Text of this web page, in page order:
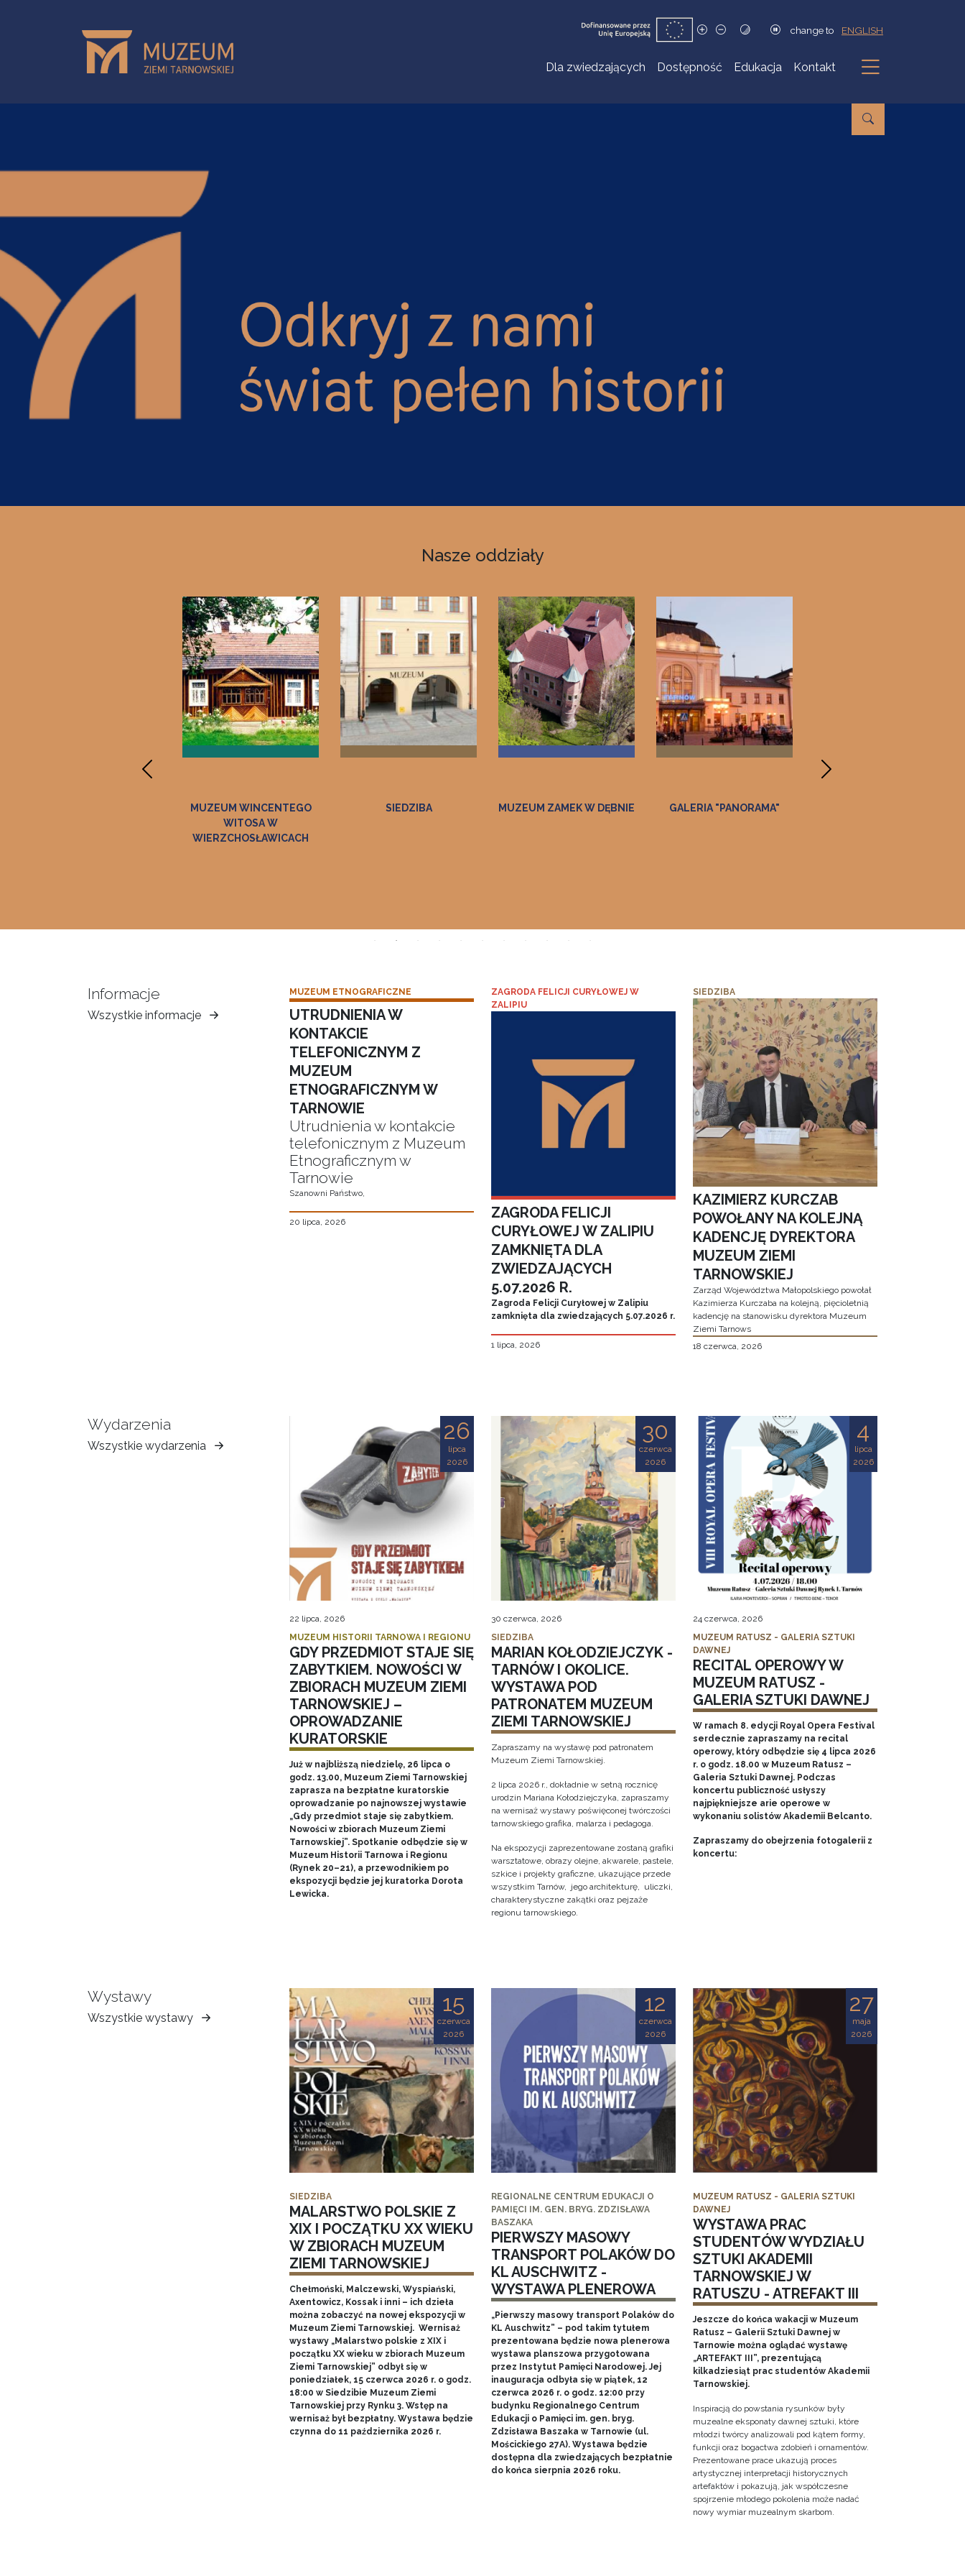
change to ENGLISH
Dla zwiedzających Dostępność Edukacja Kontakt
Podmenu
Nasze oddziały
MUZEUM WINCENTEGO
WITOSA W
WIERZCHOSŁAWICACH
SIEDZIBA MUZEUM ZAMEK W DĘBNIE GALERIA "PANORAMA"
Informacje
Wszystkie informacje
Muzeum
MUZEUM ETNOGRAFICZNE
UTRUDNIENIA W
KONTAKCIE
TELEFONICZNYM Z
MUZEUM
ETNOGRAFICZNYM W
TARNOWIE
Utrudnienia w kontakcie
telefonicznym z Muzeum
Etnograficznym w
Tarnowie
Szanowni Państwo,
20 lipca, 2026
ZAGRODA FELICJI CURYŁOWEJ W
ZALIPIU
ZAGRODA FELICJI
CURYŁOWEJ W ZALIPIU
ZAMKNIĘTA DLA
ZWIEDZAJĄCYCH
5.07.2026 R.
Zagroda Felicji Curyłowej w Zalipiu
zamknięta dla zwiedzających 5.07.2026 r.
1 lipca, 2026
SIEDZIBA
KAZIMIERZ KURCZAB
POWOŁANY NA KOLEJNĄ
KADENCJĘ DYREKTORA
MUZEUM ZIEMI
TARNOWSKIEJ
Zarząd Województwa Małopolskiego powołał
Kazimierza Kurczaba na kolejną, pięcioletnią
kadencję na stanowisku dyrektora Muzeum
Ziemi Tarnows
18 czerwca, 2026
Wydarzenia
Wszystkie wydarzenia
Muzeum
26
lipca
2026
22 lipca, 2026
MUZEUM HISTORII TARNOWA I REGIONU
GDY PRZEDMIOT STAJE SIĘ
ZABYTKIEM. NOWOŚCI W
ZBIORACH MUZEUM ZIEMI
TARNOWSKIEJ –
OPROWADZANIE
KURATORSKIE
Już w najbliższą niedzielę, 26 lipca o
godz. 13.00, Muzeum Ziemi Tarnowskiej
zaprasza na bezpłatne kuratorskie
oprowadzanie po najnowszej wystawie
„Gdy przedmiot staje się zabytkiem.
Nowości w zbiorach Muzeum Ziemi
Tarnowskiej”. Spotkanie odbędzie się w
Muzeum Historii Tarnowa i Regionu
(Rynek 20–21), a przewodnikiem po
ekspozycji będzie jej kuratorka Dorota
Lewicka.
30
czerwca
2026
30 czerwca, 2026
SIEDZIBA
MARIAN KOŁODZIEJCZYK -
TARNÓW I OKOLICE.
WYSTAWA POD
PATRONATEM MUZEUM
ZIEMI TARNOWSKIEJ
Zapraszamy na wystawę pod patronatem
Muzeum Ziemi Tarnowskiej.
2 lipca 2026 r., dokładnie w setną rocznicę
urodzin Mariana Kołodziejczyka, zapraszamy
na wernisaż wystawy poświęconej twórczości
tarnowskiego grafika, malarza i pedagoga.
Na ekspozycji zaprezentowane zostaną grafiki
warsztatowe, obrazy olejne, akwarele, pastele,
szkice i projekty graficzne, ukazujące przede
wszystkim Tarnów, jego architekturę, uliczki,
charakterystyczne zakątki oraz pejzaże
regionu tarnowskiego.
4
lipca
2026
24 czerwca, 2026
MUZEUM RATUSZ - GALERIA SZTUKI
DAWNEJ
RECITAL OPEROWY W
MUZEUM RATUSZ -
GALERIA SZTUKI DAWNEJ
W ramach 8. edycji Royal Opera Festival
serdecznie zapraszamy na recital
operowy, który odbędzie się 4 lipca 2026
r. o godz. 18.00 w Muzeum Ratusz –
Galeria Sztuki Dawnej. Podczas
koncertu publiczność usłyszy
najpiękniejsze arie operowe w
wykonaniu solistów Akademii Belcanto.
Zapraszamy do obejrzenia fotogalerii z
koncertu:
Wystawy
Wszystkie wystawy
Muzeum
15
czerwca
2026
SIEDZIBA
MALARSTWO POLSKIE Z
XIX I POCZĄTKU XX WIEKU
W ZBIORACH MUZEUM
ZIEMI TARNOWSKIEJ
Chełmoński, Malczewski, Wyspiański,
Axentowicz, Kossak i inni – ich dzieła
można zobaczyć na nowej ekspozycji w
Muzeum Ziemi Tarnowskiej. Wernisaż
wystawy „Malarstwo polskie z XIX i
początku XX wieku w zbiorach Muzeum
Ziemi Tarnowskiej” odbył się w
poniedziałek, 15 czerwca 2026 r. o godz.
18:00 w Siedzibie Muzeum Ziemi
Tarnowskiej przy Rynku 3. Wstęp na
wernisaż był bezpłatny. Wystawa będzie
czynna do 11 października 2026 r.
12
czerwca
2026
REGIONALNE CENTRUM EDUKACJI O
PAMIĘCI IM. GEN. BRYG. ZDZISŁAWA
BASZAKA
PIERWSZY MASOWY
TRANSPORT POLAKÓW DO
KL AUSCHWITZ -
WYSTAWA PLENEROWA
„Pierwszy masowy transport Polaków do
KL Auschwitz” – pod takim tytułem
prezentowana będzie nowa plenerowa
wystawa planszowa przygotowana
przez Instytut Pamięci Narodowej. Jej
inauguracja odbyła się w piątek, 12
czerwca 2026 r. o godz. 12:00 przy
budynku Regionalnego Centrum
Edukacji o Pamięci im. gen. bryg.
Zdzisława Baszaka w Tarnowie (ul.
Mościckiego 27A). Wystawa będzie
dostępna dla zwiedzających bezpłatnie
do końca sierpnia 2026 roku.
27
maja
2026
MUZEUM RATUSZ - GALERIA SZTUKI
DAWNEJ
WYSTAWA PRAC
STUDENTÓW WYDZIAŁU
SZTUKI AKADEMII
TARNOWSKIEJ W
RATUSZU - ATREFAKT III
Jeszcze do końca wakacji w Muzeum
Ratusz – Galerii Sztuki Dawnej w
Tarnowie można oglądać wystawę
„ARTEFAKT III”, prezentującą
kilkadziesiąt prac studentów Akademii
Tarnowskiej.
Inspiracją do powstania rysunków były
muzealne eksponaty dawnej sztuki, które
młodzi twórcy analizowali pod kątem formy,
funkcji oraz bogactwa zdobień i ornamentów.
Prezentowane prace ukazują proces
artystycznej interpretacji historycznych
artefaktów i pokazują, jak współczesne
spojrzenie młodego pokolenia może nadać
nowy wymiar muzealnym skarbom.